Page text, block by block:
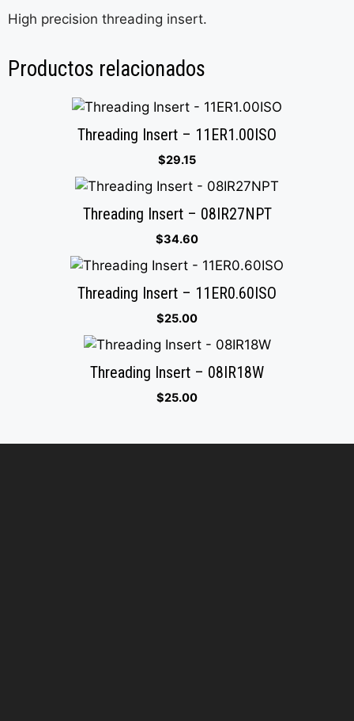
High precision threading insert.
Productos relacionados
Threading Insert – 11ER1.00ISO
$29.15
Threading Insert – 08IR27NPT
$34.60
Threading Insert – 11ER0.60ISO
$25.00
Threading Insert – 08IR18W
$25.00